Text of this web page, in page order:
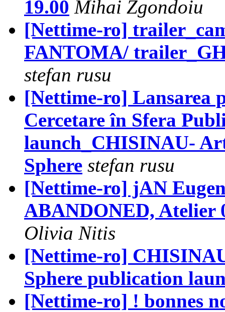
19.00 Mihai Zgondoiu
[Nettime-ro]
FANTOMA/
stefan rusu
[Nettime-ro] Lansarea
Cercetare în Sfera
launch_CHISINAU-
Sphere stefan rusu
[Nettime-ro] jAN
ABANDONED, Atelier
Olivia Nitis
[Nettime-ro]
Sphere publication
[Nettime-ro] ! bonnes